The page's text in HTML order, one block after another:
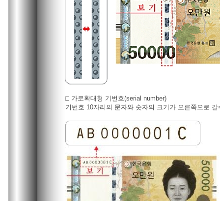
□ 가로확대형 기번호(serial number)
기번호 10자리의 문자와 숫자의 크기가 오른쪽으로 갈